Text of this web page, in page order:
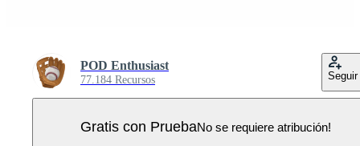
POD Enthusiast
77.184 Recursos Seguir
Gratis con PruebaNo se requiere atribución!